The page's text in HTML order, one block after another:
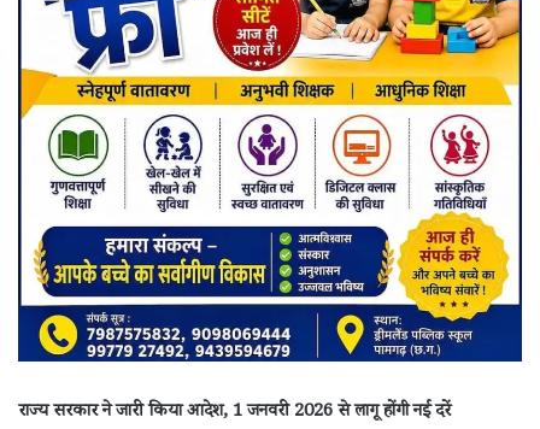
राज्य सरकार ने जारी किया आदेश, 1 जनवरी 2026 से लागू होंगी नई दरें